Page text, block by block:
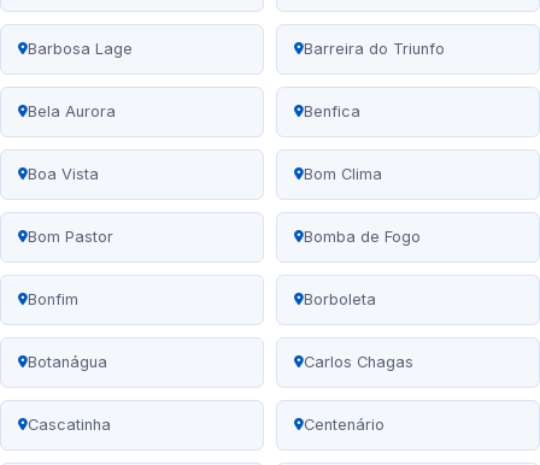
Barbosa Lage Barreira do Triunfo
Bela Aurora Benfica
Boa Vista Bom Clima
Bom Pastor Bomba de Fogo
Bonfim Borboleta
Botanágua Carlos Chagas
Cascatinha Centenário